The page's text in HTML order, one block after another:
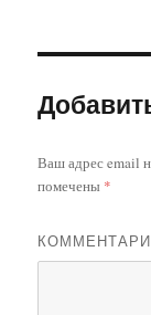
Ваш адрес email
помечены *